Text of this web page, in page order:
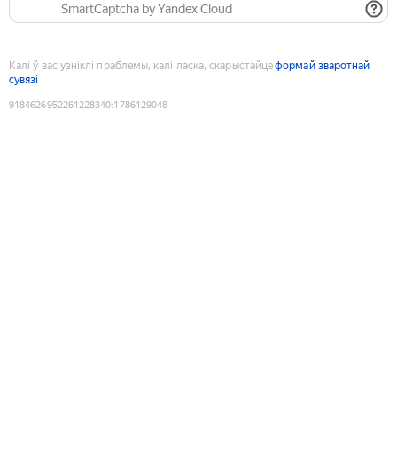
SmartCaptcha by Yandex Cloud
Калі ў вас узніклі праблемы, калі ласка, скарыстайцеформай зваротнай
сувязі
9184626952261228340:1786129048